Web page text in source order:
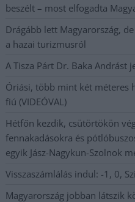
beszélt – most elfogadta
Drágább lett Magyarország,
a hazai turizmusról
A Tisza Párt Dr. Baka Andrást
Óriási, több mint két méteres
fiú (VIDEÓVAL)
Hétfőn kezdik, csütörtökön
fennakadásokra és
egyik Jász-Nagykun-Szolnok
Visszaszámlálás indul: -1, 0,
Magyarország jobban látszik